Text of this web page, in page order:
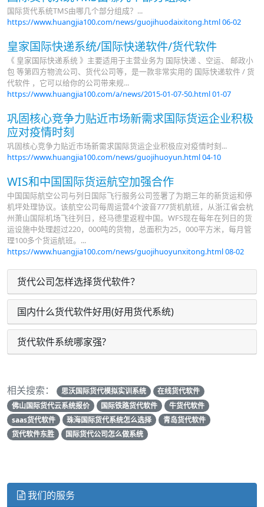
国际货代系统TMS由哪几个部分组成？...
https://www.huangjia100.com/news/guojihuodaixitong.html06-02
皇家国际快递系统/国际快递软件/货代软件
《 皇家国际快递系统 》主要适用于主营业务为 国际快递 、空运、 邮政小
包 等第四方物流公司、货代公司等，是一款非常实用的 国际快递软件 / 货
代软件 ，它可以给你的公司带来规...
https://www.huangjia100.com/a/news/2015-01-07-50.html01-07
巩固核心竞争力贴近市场新需求国际货运企业积极
应对疫情时刻
巩固核心竞争力贴近市场新需求国际货运企业积极应对疫情时刻...
https://www.huangjia100.com/news/guojihuoyun.html04-10
WIS和中国国际货运航空加强合作
中国国际航空公司与列日国际飞行服务公司签署了为期三年的新货运和停
机坪处理协议。该航空公司每周运营4个波音777货机航班，从浙江省会杭
州萧山国际机场飞往列日，经马德里返程中国。WFS现在每年在列日的货
运设施中处理超过220，000吨的货物，总面积为25，000平方米，每月管
理100多个货运航班。...
https://www.huangjia100.com/news/guojihuoyunxitong.html08-02
货代公司怎样选择货代软件？
国内什么货代软件好用(好用货代系统)
货代软件系统哪家强?
相关搜索： 思沃国际货代模拟实训系统
在线货代软件
佛山国际货代云系统报价
国际铁路货代软件
牛货代软件
saas货代软件
珠海国际货代系统怎么选择
青岛货代软件
货代软件东胜
国际货代公司怎么做系统
我们的服务